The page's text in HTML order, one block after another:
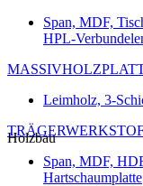
Span, MDF,
HPL-
Leimholz, 3-
Span, MDF,
Hartschaumplatte
Holzbau